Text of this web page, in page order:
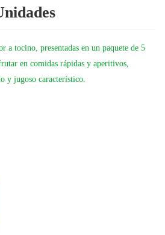
a tocino, presentadas en un paquete de 5
en comidas rápidas y aperitivos,
y jugoso característico.